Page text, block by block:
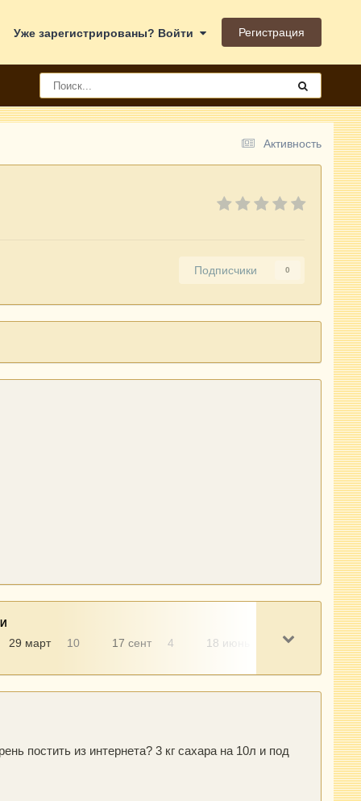
Уже зарегистрированы? Войти Регистрация
Активность
Подписчики 0
29 март 10 17 сент 4 18 июнь
постить из интернета? 3 кг сахара на 10л и под